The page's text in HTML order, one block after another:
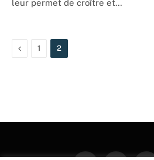
leur permet de croître et…
Previous
1 2